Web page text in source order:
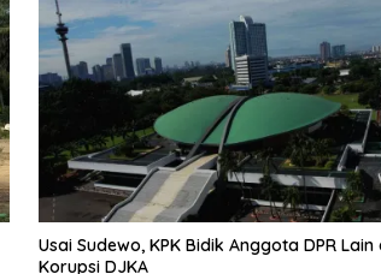
Usai Sudewo, KPK Bidik Anggota DPR Lain
Korupsi DJKA